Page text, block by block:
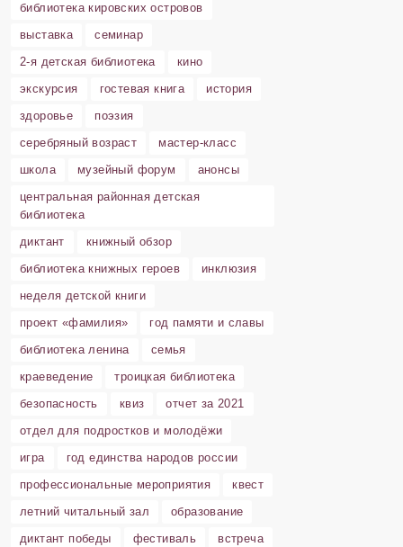
библиотека кировских островов
выставка
семинар
2-я детская библиотека
кино
экскурсия
гостевая книга
история
здоровье
поэзия
серебряный возраст
мастер-класс
школа
музейный форум
анонсы
центральная районная детская
библиотека
диктант
книжный обзор
библиотека книжных героев
инклюзия
неделя детской книги
проект «фамилия»
год памяти и славы
библиотека ленина
семья
краеведение
троицкая библиотека
безопасность
квиз
отчет за 2021
отдел для подростков и молодёжи
игра
год единства народов россии
профессиональные мероприятия
квест
летний читальный зал
образование
диктант победы
фестиваль
встреча